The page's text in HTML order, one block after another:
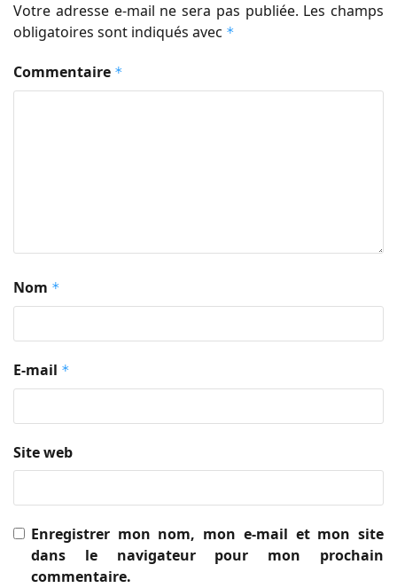
Votre adresse e-mail ne sera pas publiée. Les champs
obligatoires sont indiqués avec *
Commentaire *
Nom *
E-mail *
Site web
Enregistrer mon nom, mon e-mail et mon site
dans le navigateur pour mon prochain
commentaire.